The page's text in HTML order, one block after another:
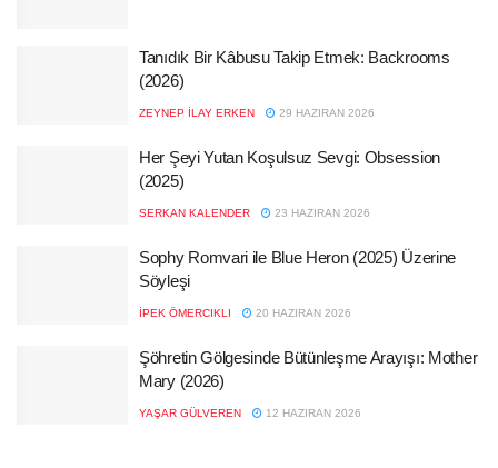
Tanıdık Bir Kâbusu Takip Etmek: Backrooms
(2026)
ZEYNEP İLAY ERKEN 29 HAZIRAN 2026
Her Şeyi Yutan Koşulsuz Sevgi: Obsession
(2025)
SERKAN KALENDER 23 HAZIRAN 2026
Sophy Romvari ile Blue Heron (2025) Üzerine
Söyleşi
İPEK ÖMERCIKLI 20 HAZIRAN 2026
Şöhretin Gölgesinde Bütünleşme Arayışı: Mother
Mary (2026)
YAŞAR GÜLVEREN 12 HAZIRAN 2026